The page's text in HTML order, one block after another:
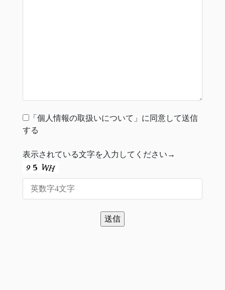
「個人情報の取扱いについて」に同意して送信
する
表示されている文字を入力してください→